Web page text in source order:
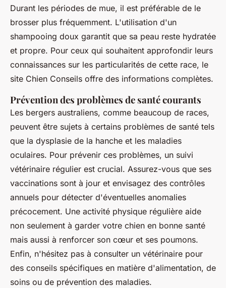
Durant les périodes de mue, il est préférable de le
brosser plus fréquemment. L'utilisation d'un
shampooing doux garantit que sa peau reste hydratée
et propre. Pour ceux qui souhaitent approfondir leurs
connaissances sur les particularités de cette race, le
site Chien Conseils offre des informations complètes.
Prévention des problèmes de santé courants
Les bergers australiens, comme beaucoup de races,
peuvent être sujets à certains problèmes de santé tels
que la dysplasie de la hanche et les maladies
oculaires. Pour prévenir ces problèmes, un suivi
vétérinaire régulier est crucial. Assurez-vous que ses
vaccinations sont à jour et envisagez des contrôles
annuels pour détecter d'éventuelles anomalies
précocement. Une activité physique régulière aide
non seulement à garder votre chien en bonne santé
mais aussi à renforcer son cœur et ses poumons.
Enfin, n'hésitez pas à consulter un vétérinaire pour
des conseils spécifiques en matière d'alimentation, de
soins ou de prévention des maladies.